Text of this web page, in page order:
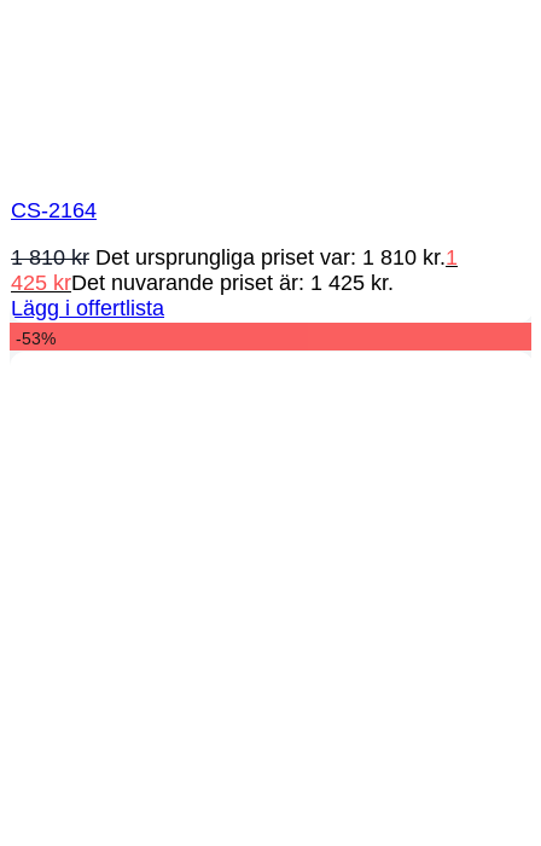
CS-2164
1 810kr Det ursprungliga priset var: 1 810 kr.1
425 krDet nuvarande priset är: 1 425 kr.
Lägg i offertlista
-53%